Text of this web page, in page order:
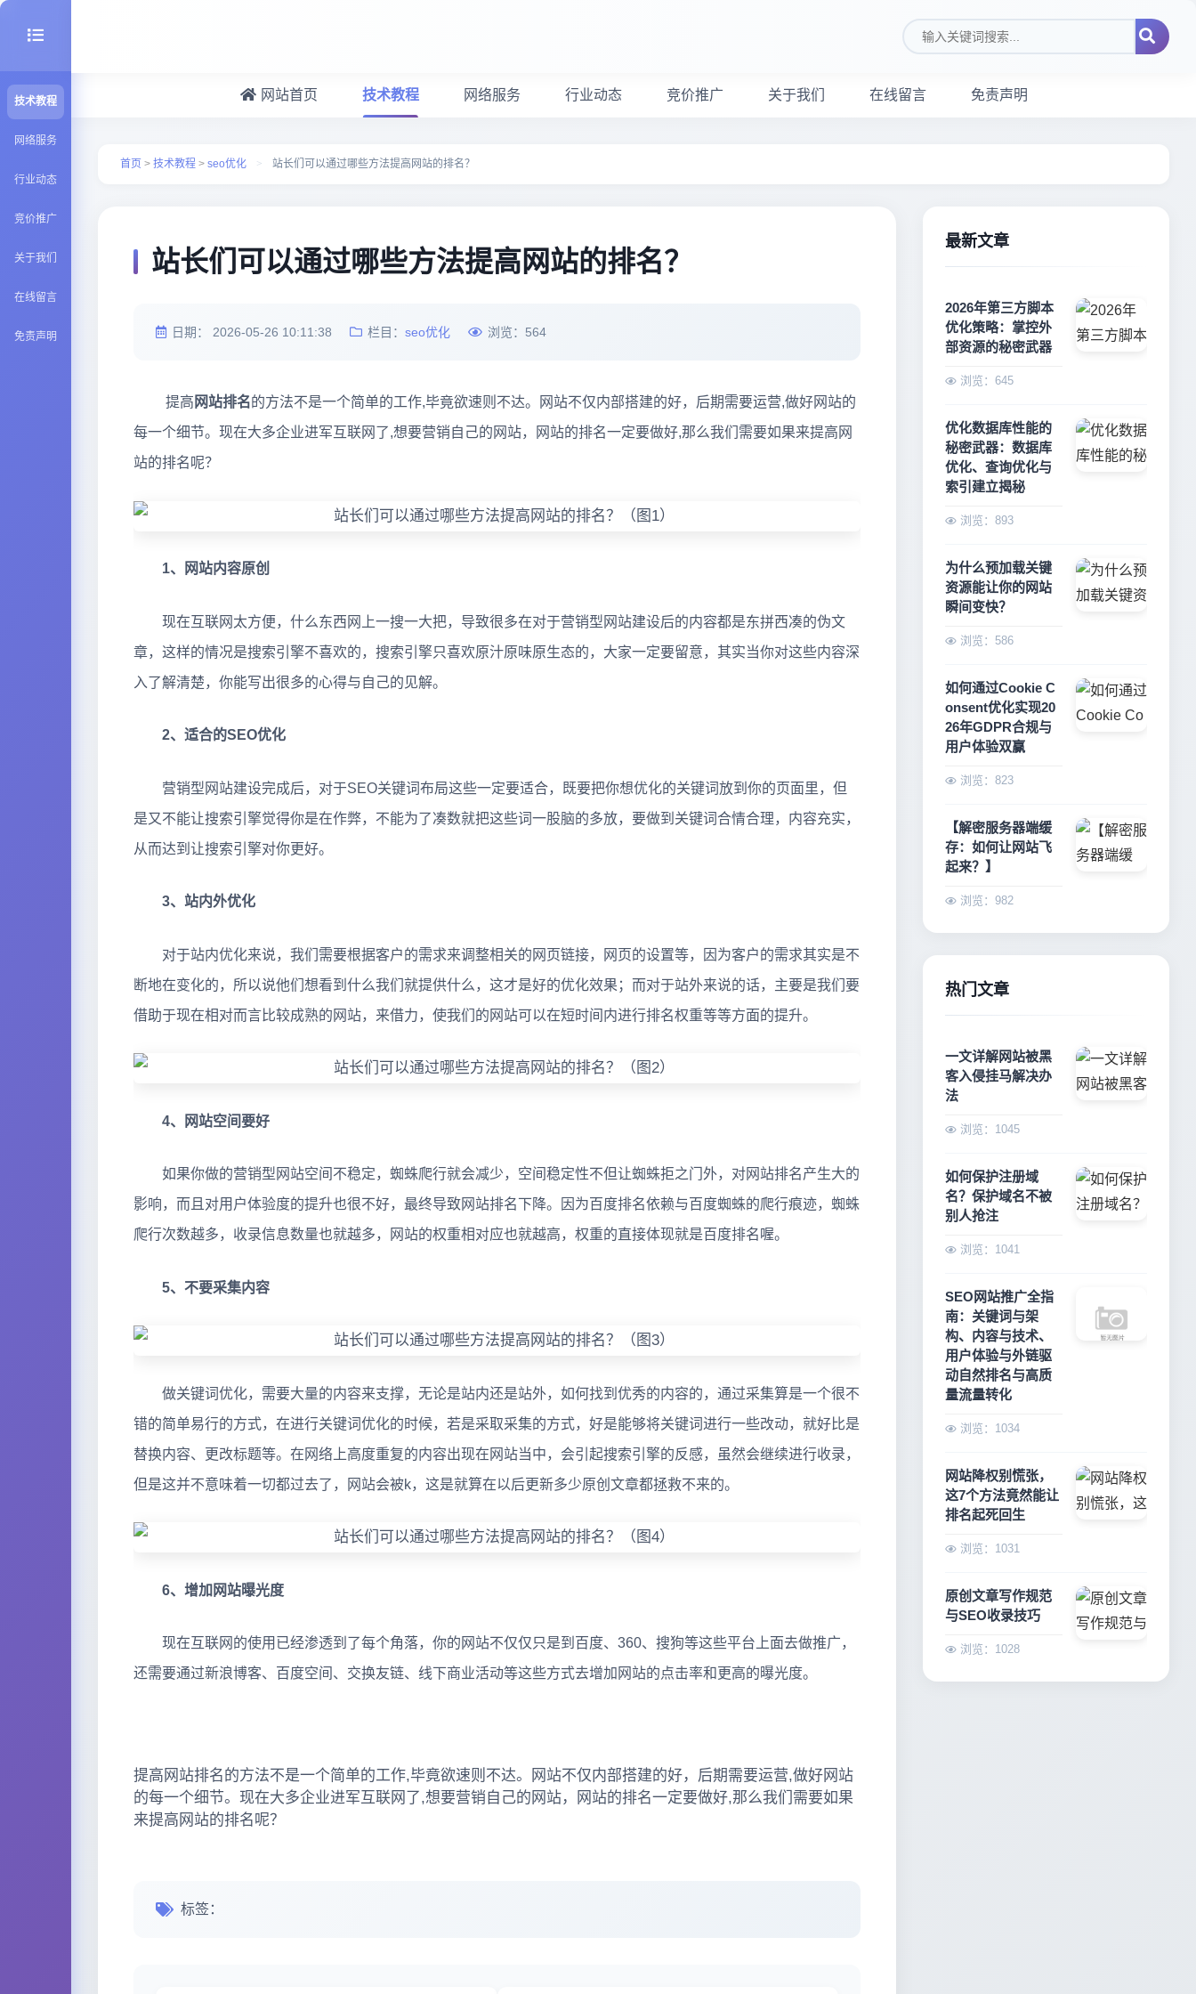
技术教程
seo优化
网络服务
行业动态
竞价推广
关于我们
在线留言
免责声明
搜索关键词
网站首页 技术教程 网络服务 行业动态 竞价推广 关于我们 在线留言 免责声明
首页 > 技术教程 > seo优化 > 站长们可以通过哪些方法提高网站的排名？
站长们可以通过哪些方法提高网站的排名？
日期： 2026-05-26 10:11:38 栏目： seo优化 浏览： 564
提高 网站排名的方法不是一个简单的工作,毕竟欲速则不达。网站不仅内部搭建的好，后期需要运营,做好网站的
每一个细节。现在大多企业进军互联网了,想要营销自己的网站，网站的排名一定要做好,那么我们需要如果来提高网
站的排名呢？
1、网站内容原创
现在互联网太方便，什么东西网上一搜一大把，导致很多在对于营销型网站建设后的内容都是东拼西凑的伪文
章，这样的情况是搜索引擎不喜欢的，搜索引擎只喜欢原汁原味原生态的，大家一定要留意，其实当你对这些内容深
入了解清楚，你能写出很多的心得与自己的见解。
2、适合的SEO优化
营销型网站建设完成后，对于SEO关键词布局这些一定要适合，既要把你想优化的关键词放到你的页面里，但
是又不能让搜索引擎觉得你是在作弊，不能为了凑数就把这些词一股脑的多放，要做到关键词合情合理，内容充实，
从而达到让搜索引擎对你更好。
3、站内外优化
对于站内优化来说，我们需要根据客户的需求来调整相关的网页链接，网页的设置等，因为客户的需求其实是不
断地在变化的，所以说他们想看到什么我们就提供什么，这才是好的优化效果；而对于站外来说的话，主要是我们要
借助于现在相对而言比较成熟的网站，来借力，使我们的网站可以在短时间内进行排名权重等等方面的提升。
4、网站空间要好
如果你做的营销型网站空间不稳定，蜘蛛爬行就会减少，空间稳定性不但让蜘蛛拒之门外，对网站排名产生大的
影响，而且对用户体验度的提升也很不好，最终导致网站排名下降。因为百度排名依赖与百度蜘蛛的爬行痕迹，蜘蛛
爬行次数越多，收录信息数量也就越多，网站的权重相对应也就越高，权重的直接体现就是百度排名喔。
5、不要采集内容
做关键词优化，需要大量的内容来支撑，无论是站内还是站外，如何找到优秀的内容的，通过采集算是一个很不
错的简单易行的方式，在进行关键词优化的时候，若是采取采集的方式，好是能够将关键词进行一些改动，就好比是
替换内容、更改标题等。在网络上高度重复的内容出现在网站当中，会引起搜索引擎的反感，虽然会继续进行收录，
但是这并不意味着一切都过去了，网站会被k，这是就算在以后更新多少原创文章都拯救不来的。
6、增加网站曝光度
现在互联网的使用已经渗透到了每个角落，你的网站不仅仅只是到百度、360、搜狗等这些平台上面去做推广，
还需要通过新浪博客、百度空间、交换友链、线下商业活动等这些方式去增加网站的点击率和更高的曝光度。
提高网站排名的方法不是一个简单的工作,毕竟欲速则不达。网站不仅内部搭建的好，后期需要运营,做好网站
的每一个细节。现在大多企业进军互联网了,想要营销自己的网站，网站的排名一定要做好,那么我们需要如果
来提高网站的排名呢？
标签：
最新文章
2026年第三方脚本
优化策略：掌控外
部资源的秘密武器
浏览：645
优化数据库性能的
秘密武器：数据库
优化、查询优化与
索引建立揭秘
浏览：893
为什么预加载关键
资源能让你的网站
瞬间变快？
浏览：586
如何通过Cookie C
onsent优化实现20
26年GDPR合规与
用户体验双赢
浏览：823
【解密服务器端缓
存：如何让网站飞
起来？】
浏览：982
热门文章
一文详解网站被黑
客入侵挂马解决办
法
浏览：1045
如何保护注册域
名？保护域名不被
别人抢注
浏览：1041
SEO网站推广全指
南：关键词与架
构、内容与技术、
用户体验与外链驱
动自然排名与高质
量流量转化
浏览：1034
网站降权别慌张，
这7个方法竟然能让
排名起死回生
浏览：1031
原创文章写作规范
与SEO收录技巧
浏览：1028